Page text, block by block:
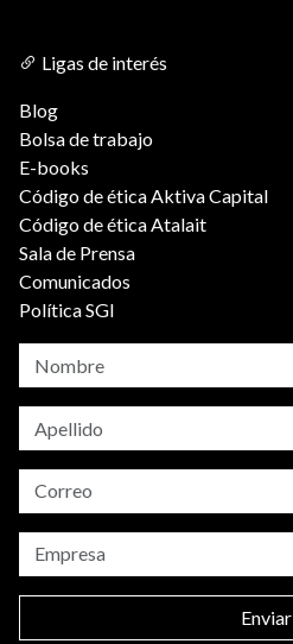
Ligas de interés
Blog
Bolsa de trabajo
E-books
Código de ética Aktiva Capital
Código de ética Atalait
Sala de Prensa
Comunicados
Política SGI
Enviar